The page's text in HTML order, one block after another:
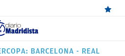
BARCELONA - REAL